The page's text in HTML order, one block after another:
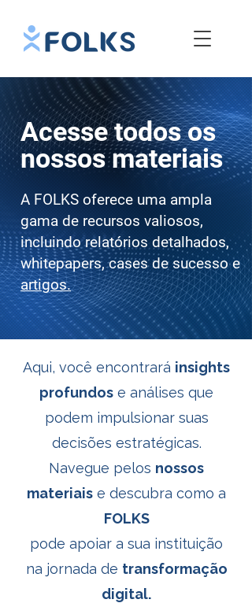
Acesse todos os
nossos materiais
A FOLKS oferece uma ampla
gama de recursos valiosos,
incluindo relatórios detalhados,
whitepapers, cases de sucesso e
artigos.
Aqui, você encontrará insights
profundos e análises que
podem impulsionar suas
decisões estratégicas.
Navegue pelos nossos
materiais e descubra como a
FOLKS
pode apoiar a sua instituição
na jornada de transformação
digital.